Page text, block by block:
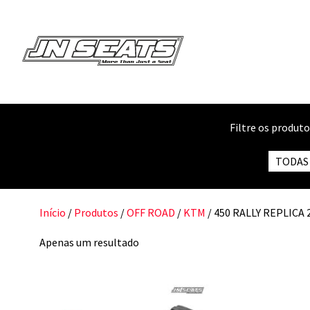
Filtre os
Início / Produtos /OFF ROAD / KTM / 450 RALLY REPLICA
Apenas um resultado